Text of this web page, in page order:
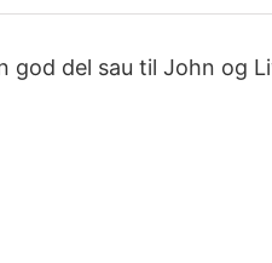
god del sau til John og